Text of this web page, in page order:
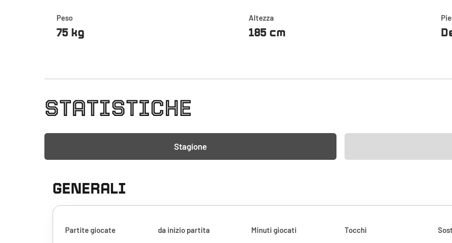
Peso
75 kg
Altezza
185 cm
STATISTICHE
Stagione
GENERALI
Partite giocate da inizio partita Minuti giocati Tocchi